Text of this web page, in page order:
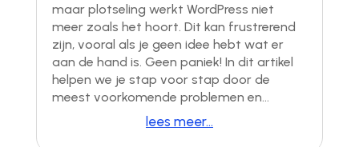
maar plotseling werkt WordPress niet
meer zoals het hoort. Dit kan frustrerend
zijn, vooral als je geen idee hebt wat er
aan de hand is. Geen paniek! In dit artikel
helpen we je stap voor stap door de
meest voorkomende problemen en...
lees meer...